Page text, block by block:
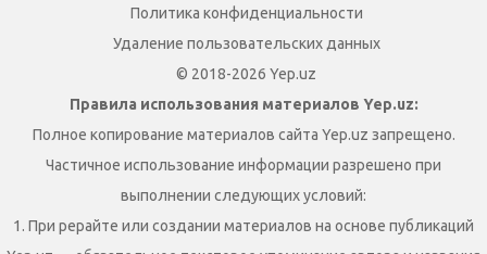
Политика конфиденциальности
Удаление пользовательских данных
© 2018-2026 Yep.uz
Правила использования материалов Yep.uz:
Полное копирование материалов сайта Yep.uz запрещено.
Частичное использование информации разрешено при
выполнении следующих условий:
1. При рерайте или создании материалов на основе публикаций